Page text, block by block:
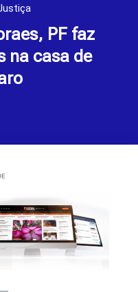
PF faz
na casa de